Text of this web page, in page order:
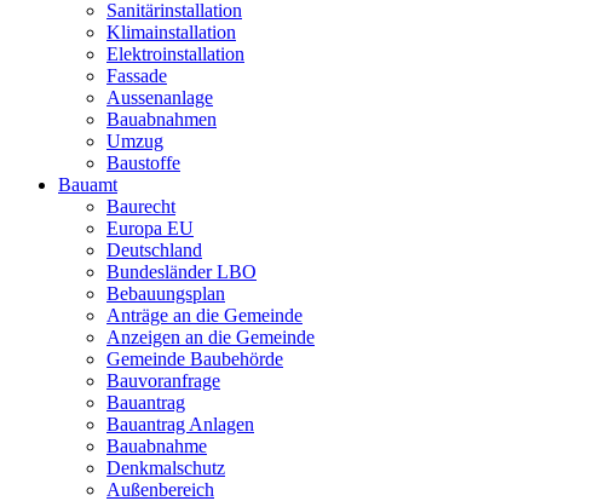
Sanitärinstallation
Klimainstallation
Elektroinstallation
Fassade
Aussenanlage
Bauabnahmen
Umzug
Baustoffe
Bauamt
Baurecht
Europa EU
Deutschland
Bundesländer LBO
Bebauungsplan
Anträge an die Gemeinde
Anzeigen an die Gemeinde
Gemeinde Baubehörde
Bauvoranfrage
Bauantrag
Bauantrag Anlagen
Bauabnahme
Denkmalschutz
Außenbereich